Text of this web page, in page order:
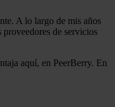
A lo largo de mis años
de servicios
aquí, en PeerBerry. En